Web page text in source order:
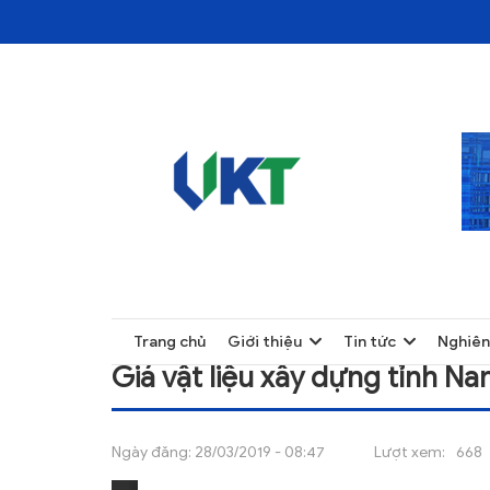
NGHIÊN CỨU
Trang chủ Giới thiệu Tin tức
Giá vật liệu xây dựng tỉnh
Ngày đăng: 28/03/2019 - 08:47 Lượt xem: 668